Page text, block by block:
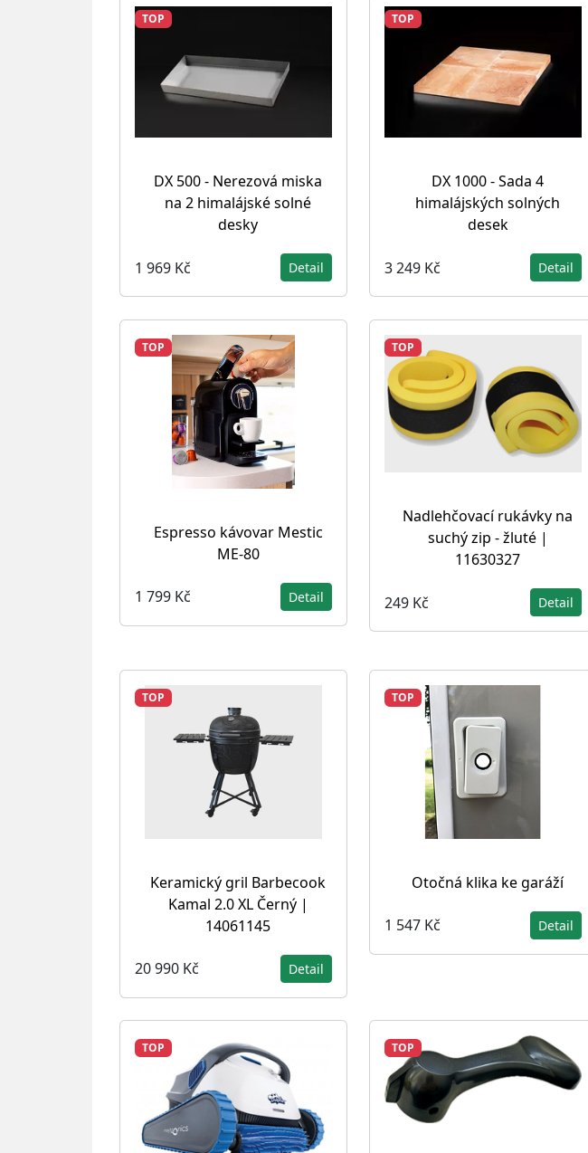
TOP
DX 500 - Nerezová miska
na 2 himalájské solné
desky
1 969 Kč Detail
TOP
DX 1000 - Sada 4
himalájských solných
desek
3 249 Kč Detail
TOP
Espresso kávovar Mestic
ME-80
1 799 Kč Detail
TOP
Nadlehčovací rukávky na
suchý zip - žluté |
11630327
249 Kč Detail
TOP
Keramický gril Barbecook
Kamal 2.0 XL Černý |
14061145
20 990 Kč Detail
TOP
Otočná klika ke garáží
1 547 Kč Detail
TOP TOP